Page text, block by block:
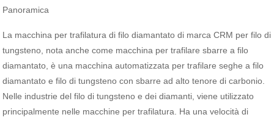
Panoramica
La macchina per trafilatura di filo diamantato di marca CRM per filo di
tungsteno, nota anche come macchina per trafilare sbarre a filo
diamantato, è una macchina automatizzata per trafilare seghe a filo
diamantato e filo di tungsteno con sbarre ad alto tenore di carbonio.
Nelle industrie del filo di tungsteno e dei diamanti, viene utilizzato
principalmente nelle macchine per trafilatura. Ha una velocità di